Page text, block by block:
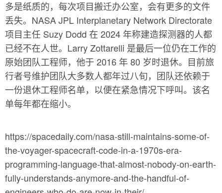
多是纸质的，每次项目搬迁办公室，会有更多的文件
丢失。NASA JPL Interplanetary Network Directorate
项目主任 Suzy Dodd 在 2024 年称建造探测器的人都
已经不在人世。Larry Zottarelli 是最后一位仍在工作的
原始团队工程师，他于 2016 年 80 岁时退休。目前旅
行者号维护团队大多数人都年过八旬，团队还依赖于
一份退休工程师名单，以便在紧急情况下呼叫。该名
单每年都在缩小。
https://spacedaily.com/nasa-still-maintains-some-of-
the-voyager-spacecraft-code-in-a-1970s-era-
programming-language-that-almost-nobody-on-earth-
fully-understands-anymore-and-the-handful-of-